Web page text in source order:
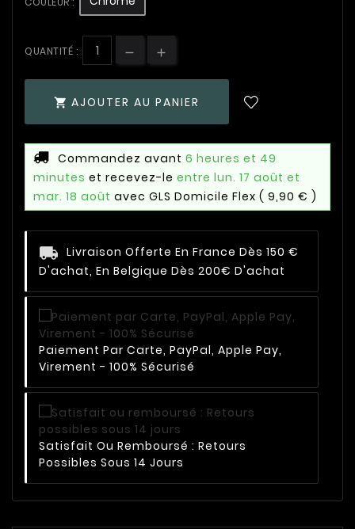
QUANTITÉ :
 AJOUTER AU PANIER
Commandez avant 6 heures et 49
minutes et recevez-le entre lun. 17 août et
mar. 18 août avec GLS Domicile Flex ( 9,90 € )
Livraison Offerte En France Dès 150 €
D'achat, En Belgique Dès 200€ D'achat
Paiement Par Carte, PayPal, Apple Pay,
Virement - 100% Sécurisé
Satisfait Ou Remboursé : Retours
Possibles Sous 14 Jours